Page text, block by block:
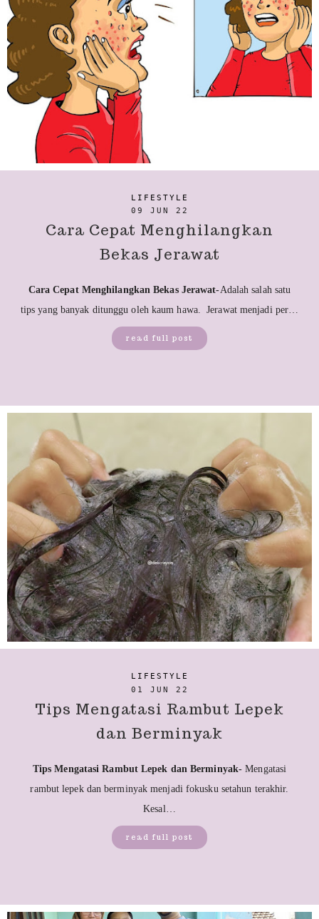
LIFESTYLE
09 JUN 22
Cara Cepat Menghilangkan
Bekas Jerawat
Cara Cepat Menghilangkan Bekas Jerawat-Adalah salah satu
tips yang banyak ditunggu oleh kaum hawa. Jerawat menjadi per…
read full post
LIFESTYLE
01 JUN 22
Tips Mengatasi Rambut Lepek
dan Berminyak
Tips Mengatasi Rambut Lepek dan Berminyak-Mengatasi
rambut lepek dan berminyak menjadi fokusku setahun terakhir.
Kesal…
read full post